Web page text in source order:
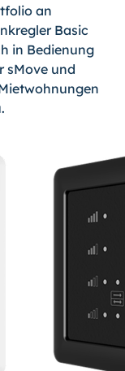
an
Basic
in Bedienung
sMove und